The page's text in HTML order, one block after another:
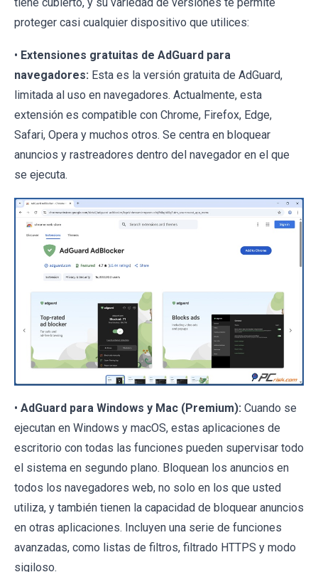
proteger casi cualquier dispositivo que utilices:
• Extensiones gratuitas de AdGuard para
navegadores: Esta es la versión gratuita de AdGuard,
limitada al uso en navegadores. Actualmente, esta
extensión es compatible con Chrome, Firefox, Edge,
Safari, Opera y muchos otros. Se centra en bloquear
anuncios y rastreadores dentro del navegador en el que
se ejecuta.
• AdGuard para Windows y Mac (Premium): Cuando se
ejecutan en Windows y macOS, estas aplicaciones de
escritorio con todas las funciones pueden supervisar todo
el sistema en segundo plano. Bloquean los anuncios en
todos los navegadores web, no solo en los que usted
utiliza, y también tienen la capacidad de bloquear anuncios
en otras aplicaciones. Incluyen una serie de funciones
avanzadas, como listas de filtros, filtrado HTTPS y modo
sigiloso.